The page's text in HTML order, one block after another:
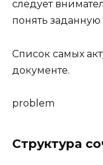
следует
понять заданную
Список самых
документе.
problem
Структура